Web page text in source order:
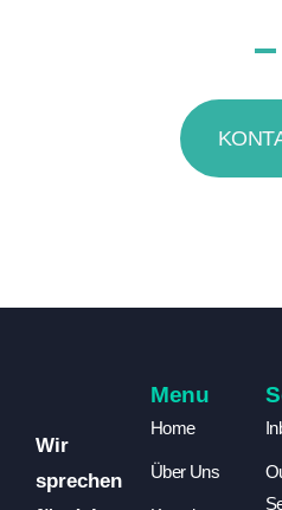
Wir
sprechen
Menu
Home
Über Uns